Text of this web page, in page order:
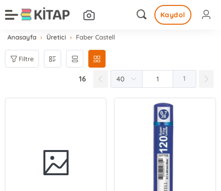
Kaydol
Anasayfa Üretici Faber Castell
Filtre
16 1